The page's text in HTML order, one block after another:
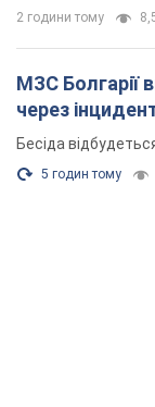
2 години тому
МЗС Болгарії
через
Бесіда
5 годин тому